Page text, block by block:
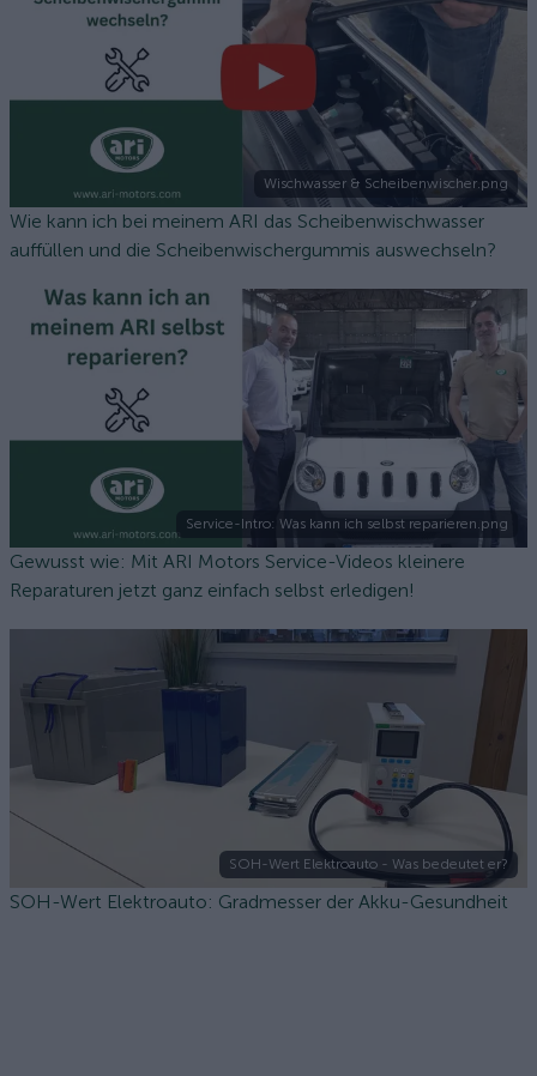
Wischwasser & Scheibenwischer.png
Wie kann ich bei meinem ARI das Scheibenwischwasser
auffüllen und die Scheibenwischergummis auswechseln?
Service-Intro: Was kann ich selbst reparieren.png
Gewusst wie: Mit ARI Motors Service-Videos kleinere
Reparaturen jetzt ganz einfach selbst erledigen!
SOH-Wert Elektroauto - Was bedeutet er?
SOH-Wert Elektroauto: Gradmesser der Akku-Gesundheit